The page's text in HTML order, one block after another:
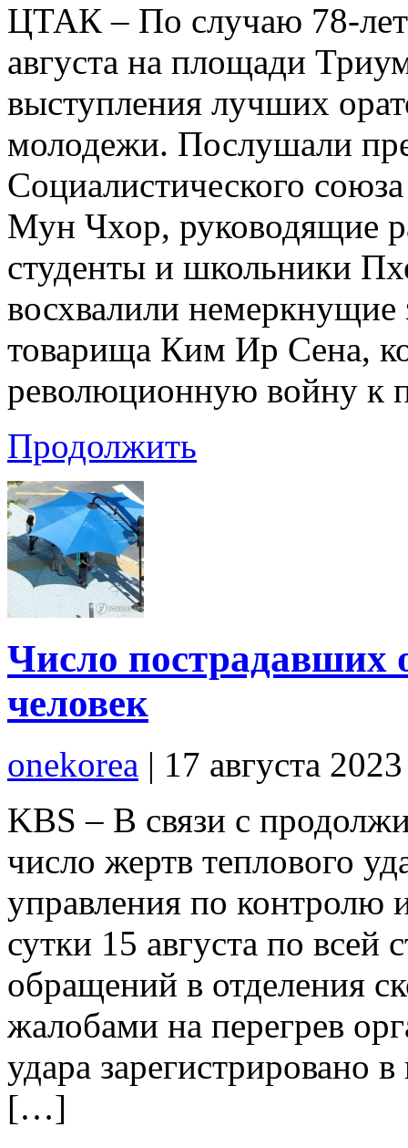
ЦТАК – По случаю 78-
августа на площади
выступления лучших
молодежи. Послушали
Социалистического
Мун Чхор, руководящие
студенты и школьники
восхвалили немеркнущие
товарища Ким Ир Сена,
революционную войну к
Продолжить
Число пострадавших
человек
onekorea | 17 августа 2023
KBS – В связи с
число жертв теплового
управления по контролю
сутки 15 августа по всей
обращений в отделения
жалобами на перегрев
удара зарегистрировано
[…]